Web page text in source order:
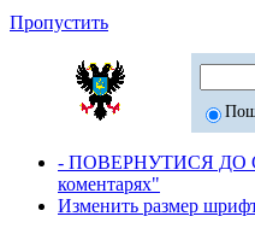
Пропустить
- ПОВЕРНУТИСЯ ДО
коментарях"
Изменить размер